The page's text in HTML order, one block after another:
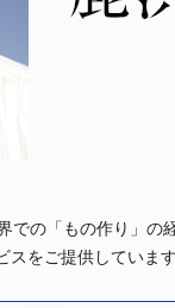
での「もの作り」
をご提供しています